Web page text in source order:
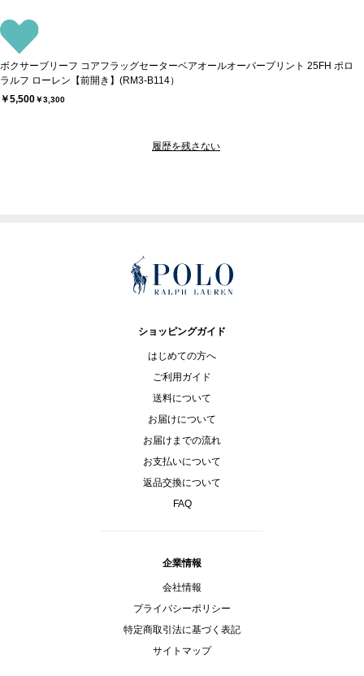
ボクサーブリーフ コアフラッグセーターベアオールオーバープリント 25FH ポロ
ラルフ ローレン【前開き】(RM3-B114）
￥5,500￥3,300
履歴を残さない
ショッピングガイド
はじめての方へ
ご利用ガイド
送料について
お届けについて
お届けまでの流れ
お支払いについて
返品交換について
FAQ
企業情報
会社情報
プライバシーポリシー
特定商取引法に基づく表記
サイトマップ